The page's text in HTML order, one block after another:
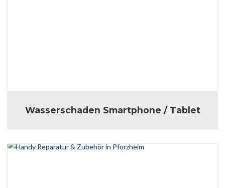
Wasserschaden Smartphone / Tablet